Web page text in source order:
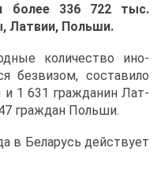
бо­лее 336 722 тыс.
Лат­вии, Поль­ши.
ко­ли­че­ство ино­
без­ви­зом, со­ста­ви­ло
и 1 631 граж­да­нин Лат­
граж­дан Поль­ши.
в Бе­ла­русь дей­ству­ет